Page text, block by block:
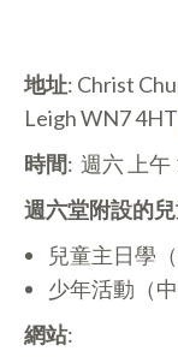
地址: Christ
Leigh WN7
時間: 週六 上午
週六堂附設的
兒童主日學（
少年活動（中
網站: